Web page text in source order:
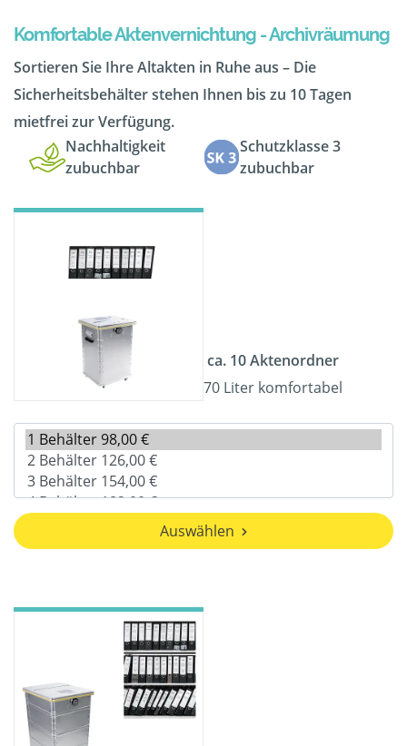
Komfortable Aktenvernichtung - Archivräumung
Sortieren Sie Ihre Altakten in Ruhe aus – Die
Sicherheitsbehälter stehen Ihnen bis zu 10 Tagen
mietfrei zur Verfügung.
Nachhaltigkeit
zubuchbar
Schutzklasse 3
zubuchbar
ca. 10 Aktenordner
70 Liter komfortabel
Auswählen